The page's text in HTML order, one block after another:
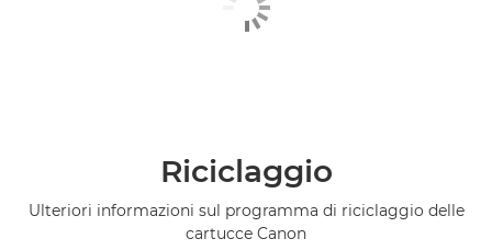
Riciclaggio
Ulteriori informazioni sul programma di riciclaggio delle
cartucce Canon